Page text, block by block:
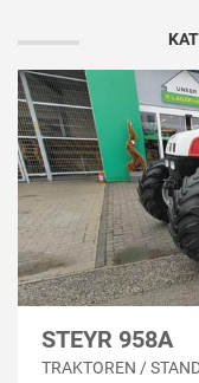
STEYR 958A
TRAKTOREN /